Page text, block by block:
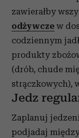
zawierałby
odżywcze w
codziennym
produkty
(drób, chude
strączkowych),
Jedz
Zaplanuj
podjadaj